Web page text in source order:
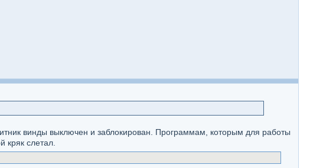
винды выключен и заблокирован. Программам, которым для работы
кряк слетал.